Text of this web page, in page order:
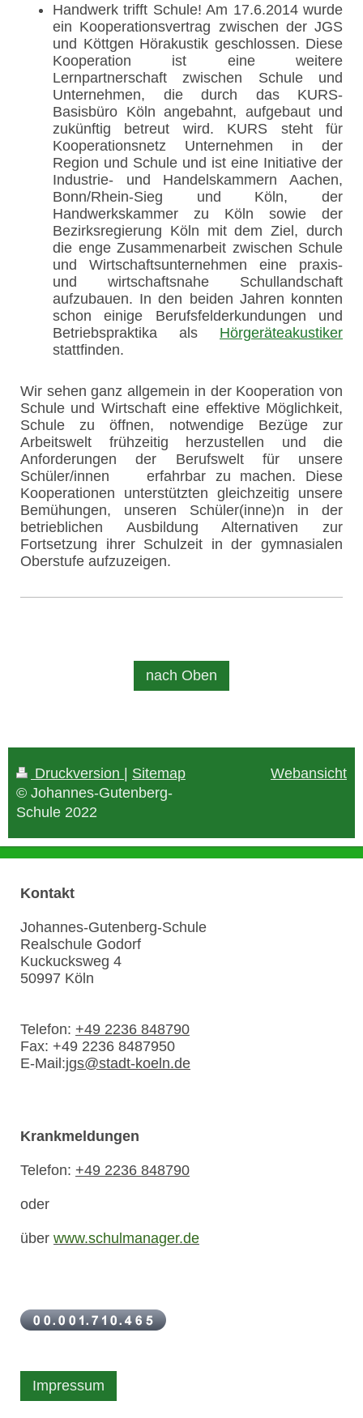
Handwerk trifft Schule! Am 17.6.2014 wurde
ein Kooperationsvertrag zwischen der JGS
und Köttgen Hörakustik geschlossen. Diese
Kooperation ist eine weitere
Lernpartnerschaft zwischen Schule und
Unternehmen, die durch das KURS-
Basisbüro Köln angebahnt, aufgebaut und
zukünftig betreut wird. KURS steht für
Kooperationsnetz Unternehmen in der
Region und Schule und ist eine Initiative der
Industrie- und Handelskammern Aachen,
Bonn/Rhein-Sieg und Köln, der
Handwerkskammer zu Köln sowie der
Bezirksregierung Köln mit dem Ziel, durch
die enge Zusammenarbeit zwischen Schule
und Wirtschaftsunternehmen eine praxis-
und wirtschaftsnahe Schullandschaft
aufzubauen. In den beiden Jahren konnten
schon einige Berufsfelderkundungen und
Betriebspraktika als Hörgeräteakustiker
stattfinden.
Wir sehen ganz allgemein in der Kooperation von
Schule und Wirtschaft eine effektive Möglichkeit,
Schule zu öffnen, notwendige Bezüge zur
Arbeitswelt frühzeitig herzustellen und die
Anforderungen der Berufswelt für unsere
Schüler/innen erfahrbar zu machen. Diese
Kooperationen unterstützten gleichzeitig unsere
Bemühungen, unseren Schüler(inne)n in der
betrieblichen Ausbildung Alternativen zur
Fortsetzung ihrer Schulzeit in der gymnasialen
Oberstufe aufzuzeigen.
nach Oben
Druckversion
Sitemap
© Johannes-Gutenberg-
Schule 2022
Webansicht
Kontakt
Johannes-Gutenberg-Schule
Realschule Godorf
Kuckucksweg 4
50997 Köln
Telefon: +49 2236 848790
Fax: +49 2236 8487950
E-Mail:jgs@stadt-koeln.de
Krankmeldungen
Telefon: +49 2236 848790
oder
über www.schulmanager.de
Impressum